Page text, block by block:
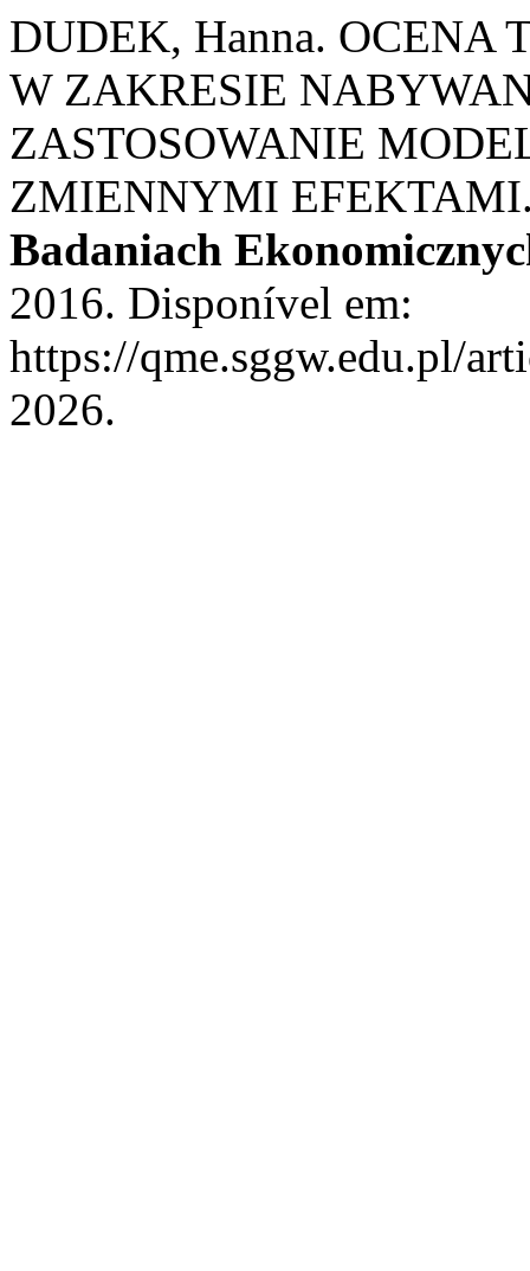
DUDEK, Hanna. OCENA
W ZAKRESIE
ZASTOSOWANIE
ZMIENNYMI
Badaniach
2016. Disponível em:
https://qme.sggw.edu.pl/
2026.